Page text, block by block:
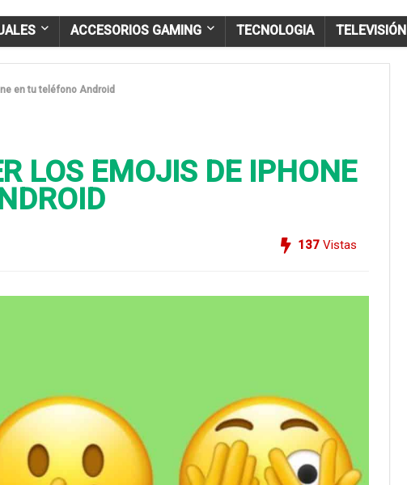
ACCESORIOS GAMING TECNOLOGIA TELEVISIÓN
en tu teléfono Android
LOS EMOJIS DE IPHONE
137 Vistas